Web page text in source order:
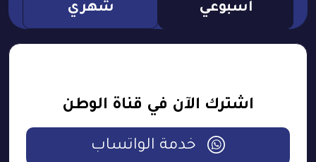
اسبوعي شهري
اشترك الآن في قناة الوطن
خدمة الواتساب